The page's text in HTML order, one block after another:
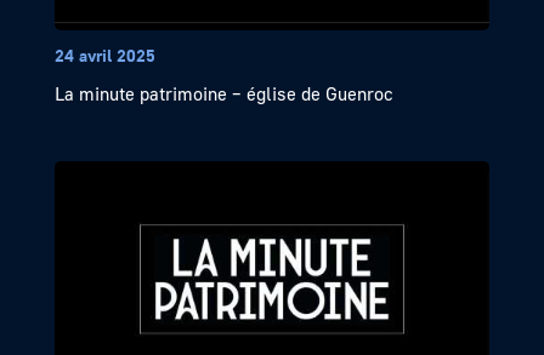
24 avril 2025
La minute patrimoine – église de Guenroc